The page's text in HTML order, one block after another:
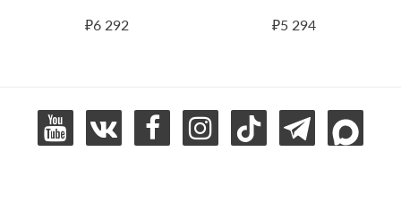
₽6 292 ₽5 294